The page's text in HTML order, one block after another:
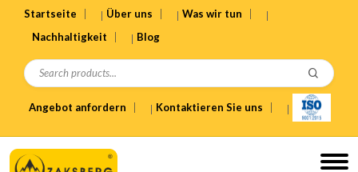
Startseite Über uns
Was wir tun
Nachhaltigkeit
Blog
Angebot anfordern Kontaktieren Sie uns